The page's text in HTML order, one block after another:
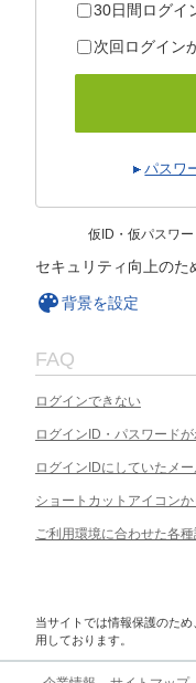
30日間ログイ
次回ログイン
パスワ
仮ID・仮パスワ
セキュリティ向上のた
背景を設定
FAQ
ログインできない
ログインID・パスワード
ログインIDにしていたメ
ショートカットアイコン
ご利用環境に合わせた各
当サイトでは情報保護のた
用しております。